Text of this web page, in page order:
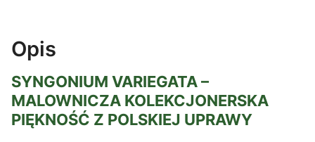
Opis
SYNGONIUM VARIEGATA –
MALOWNICZA KOLEKCJONERSKA
PIĘKNOŚĆ Z POLSKIEJ UPRAWY